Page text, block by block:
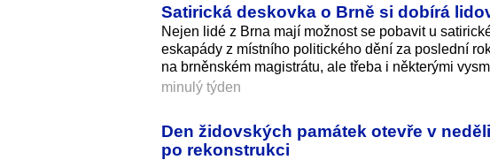
Satirická deskovka o Brně si dobírá
Nejen lidé z Brna mají možnost se pobavit u
eskapády z místního politického dění za poslední
na brněnském magistrátu, ale třeba i některými
minulý týden
Den židovských památek otevře v
po rekonstrukci